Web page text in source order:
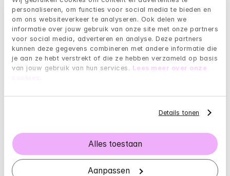
personaliseren, om functies voor social media te bieden en
om ons websiteverkeer te analyseren. Ook delen we
informatie over jouw gebruik van onze site met onze partners
voor social media, adverteren en analyse. Deze partners
kunnen deze gegevens combineren met andere informatie die
je aan ze hebt verstrekt of die ze hebben verzameld op basis
van jouw gebruik van hun services. Lees meer over onze
Details tonen
Alles toestaan
Aanpassen
PsyQ Den Haag
Praktijk
Willemspark POC
Non-profitorganisatie die geestelijke hulp biedt in
Den Haag:
Gemeente Den Haag
De psychologen van Mindler kunnen je
hebt
2. Als je snel geholpen wilt worden
3. Als je een smartphone hebt waarop je de